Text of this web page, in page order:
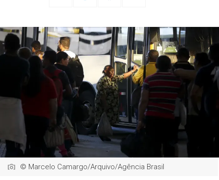
© Marcelo Camargo/Arquivo/Agência Brasil